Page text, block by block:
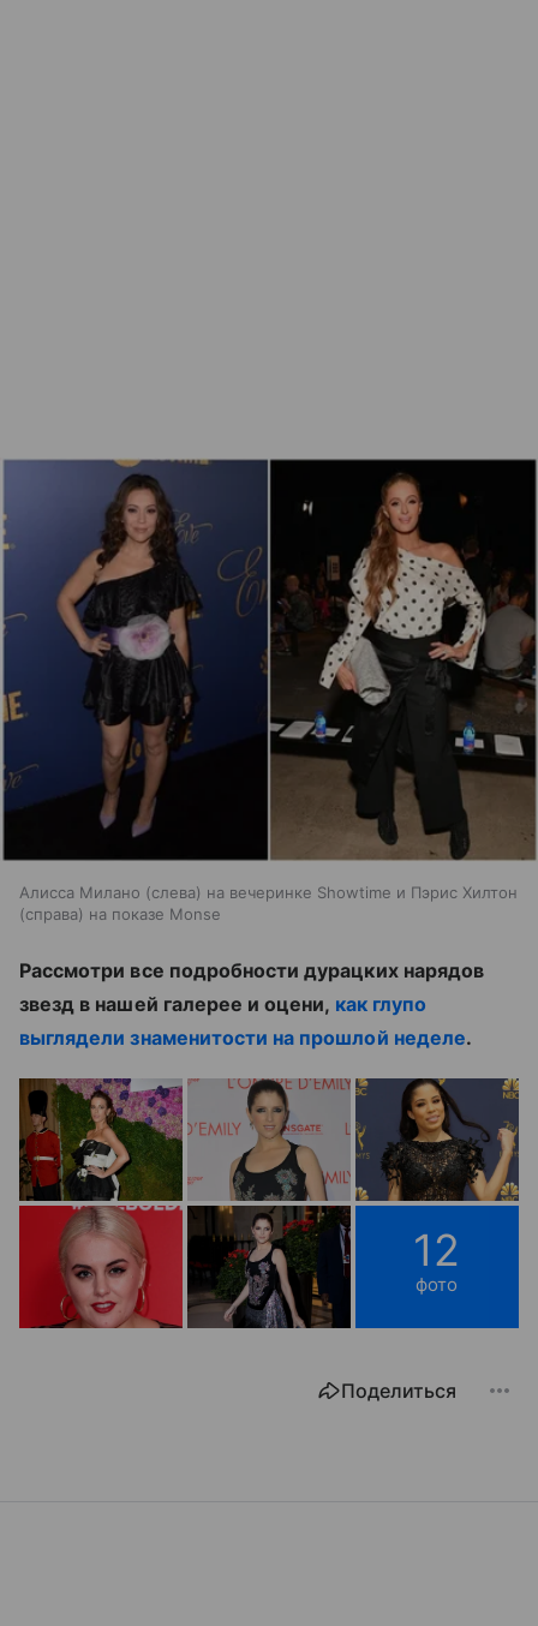
Алисса Милано (слева) на вечеринке Showtime и Пэрис Хилтон
(справа) на показе Monse
Рассмотри все подробности дурацких нарядов
звезд в нашей галерее и оцени, как глупо
выглядели знаменитости на прошлой неделе.
12
фото
Поделиться